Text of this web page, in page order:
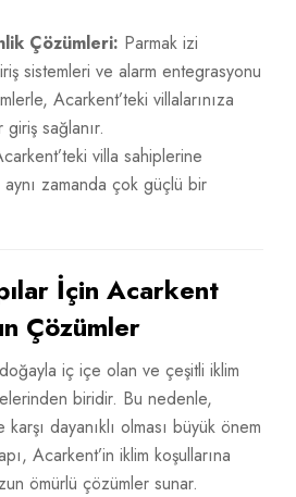
Çözümleri: Parmak izi
sistemleri ve alarm entegrasyonu
Acarkent’teki villalarınıza
sağlanır.
villa sahiplerine
zamanda çok güçlü bir
İçin Acarkent
Çözümler
iç içe olan ve çeşitli iklim
biridir. Bu nedenle,
karşı dayanıklı olması büyük önem
Acarkent’in iklim koşullarına
ömürlü çözümler sunar.